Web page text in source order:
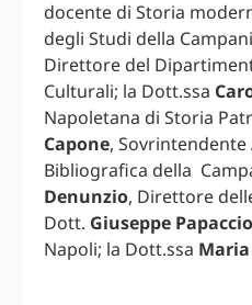
docente di Storia
degli Studi della
Direttore del
Culturali; la Dott.ssa
Napoletana di Storia
Capone, Sovrintendente
Bibliografica della
Denunzio, Direttore
Dott. Giuseppe
Napoli; la Dott.ssa